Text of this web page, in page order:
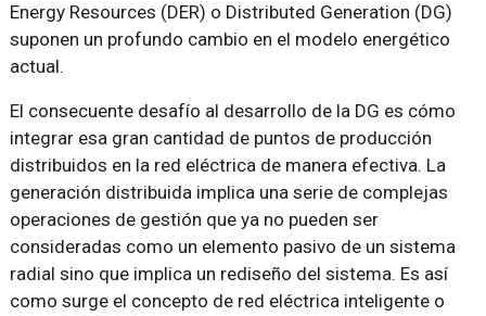
Energy Resources (DER) o Distributed Generation (DG)
suponen un profundo cambio en el modelo energético
actual.
El consecuente desafío al desarrollo de la DG es cómo
integrar esa gran cantidad de puntos de producción
distribuidos en la red eléctrica de manera efectiva. La
generación distribuida implica una serie de complejas
operaciones de gestión que ya no pueden ser
consideradas como un elemento pasivo de un sistema
radial sino que implica un rediseño del sistema. Es así
como surge el concepto de red eléctrica inteligente o